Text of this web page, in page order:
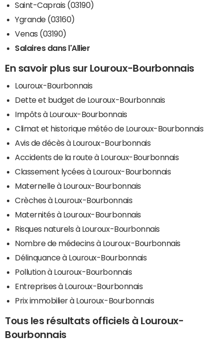
Saint-Caprais (03190)
Ygrande (03160)
Venas (03190)
Salaires dans l'Allier
En savoir plus sur Louroux-Bourbonnais
Louroux-Bourbonnais
Dette et budget de Louroux-Bourbonnais
Impôts à Louroux-Bourbonnais
Climat et historique météo de Louroux-Bourbonnais
Avis de décès à Louroux-Bourbonnais
Accidents de la route à Louroux-Bourbonnais
Classement lycées à Louroux-Bourbonnais
Maternelle à Louroux-Bourbonnais
Crèches à Louroux-Bourbonnais
Maternités à Louroux-Bourbonnais
Risques naturels à Louroux-Bourbonnais
Nombre de médecins à Louroux-Bourbonnais
Délinquance à Louroux-Bourbonnais
Pollution à Louroux-Bourbonnais
Entreprises à Louroux-Bourbonnais
Prix immobilier à Louroux-Bourbonnais
Tous les résultats officiels à Louroux-
Bourbonnais